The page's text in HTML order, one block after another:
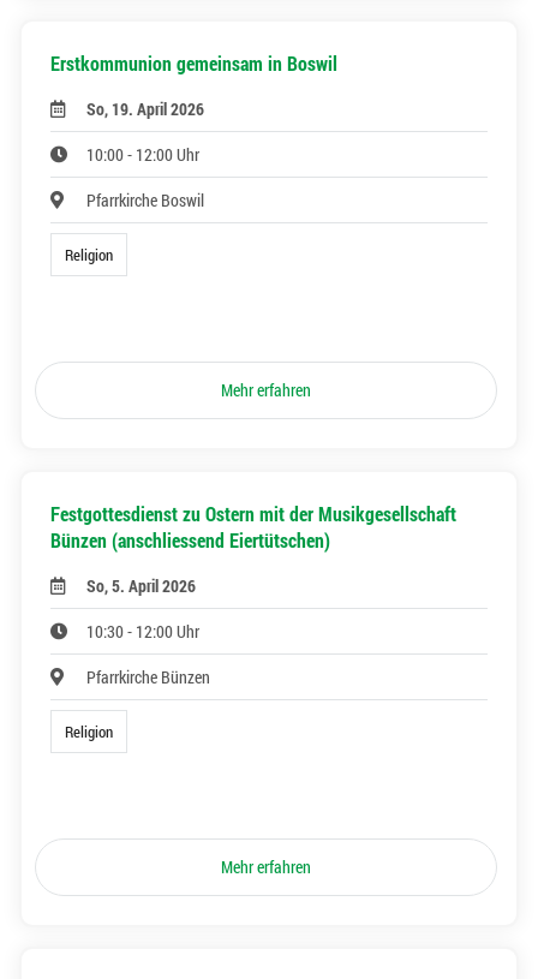
Erstkommunion gemeinsam in Boswil
So, 19. April 2026
10:00 - 12:00 Uhr
Pfarrkirche Boswil
Religion
Mehr erfahren
Festgottesdienst zu Ostern mit der Musikgesellschaft
Bünzen (anschliessend Eiertütschen)
So, 5. April 2026
10:30 - 12:00 Uhr
Pfarrkirche Bünzen
Religion
Mehr erfahren